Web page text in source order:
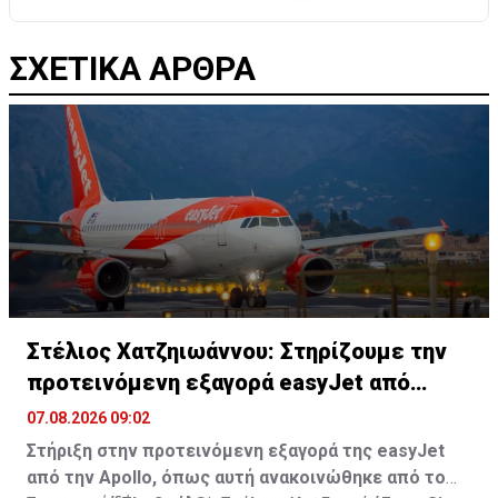
ΣΧΕΤΙΚΑ ΑΡΘΡΑ
Στέλιος Χατζηιωάννου: Στηρίζουμε την
προτεινόμενη εξαγορά easyJet από
Apollo
07.08.2026 09:02
Στήριξη στην προτεινόμενη εξαγορά της easyJet
από την Apollo, όπως αυτή ανακοινώθηκε από το